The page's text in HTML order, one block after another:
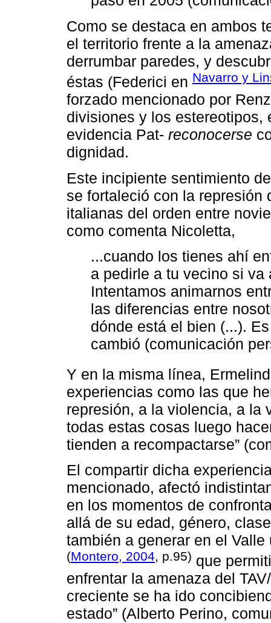
Como se destaca en ambos
el territorio frente a la
derrumbar paredes, y
éstas (Federici en Navarro y
forzado mencionado por
divisiones y los estereotipos,
evidencia Pat- reconocerse
dignidad.
Este incipiente sentimiento
se fortaleció con la represión
italianas del orden entre
como comenta Nicoletta,
...cuando los tienes ahí
a pedirle a tu vecino si
Intentamos animarnos
las diferencias entre
dónde está el bien (...).
cambió (comunicación
Y en la misma línea,
experiencias como las que
represión, a la violencia, a la
todas estas cosas luego
tienden a recompactarse”
El compartir dicha
mencionado, afectó
en los momentos de
allá de su edad, género,
también a generar en el Valle
(Montero, 2004, p.95) que
enfrentar la amenaza del
creciente se ha ido
estado” (Alberto Perino,